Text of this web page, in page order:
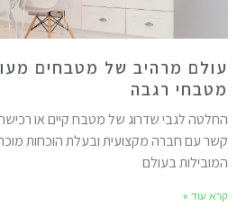
מרהיב של מטבחים
רגבה
לגבי שדרוג של מטבח קיים או רכישה
עם חברה מקצועית ובעלת הוכחות
בעולם
עוד »